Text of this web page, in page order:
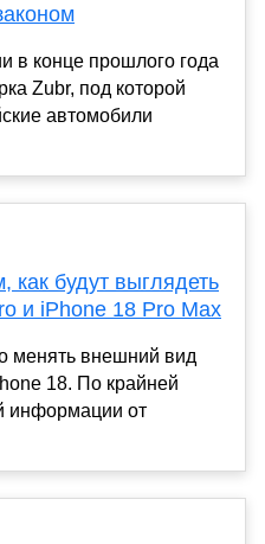
в конце прошлого года
Zubr, под которой
автомобили
как будут выглядеть
и iPhone 18 Pro Max
менять внешний вид
18. По крайней
информации от